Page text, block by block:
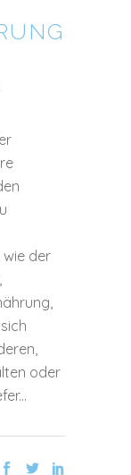
wie der
oder